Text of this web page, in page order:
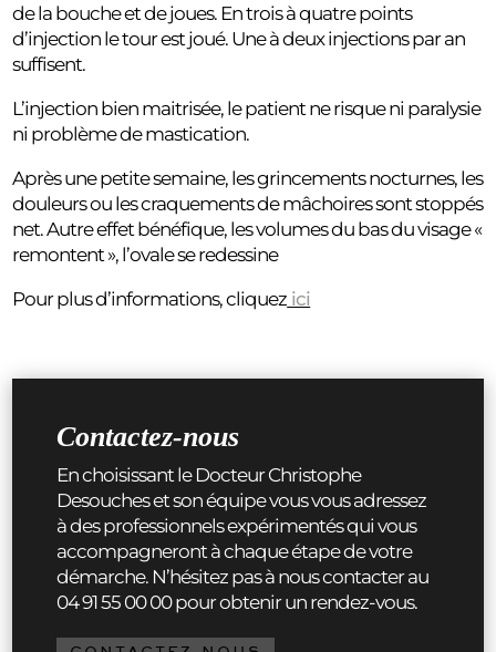
de la bouche et de joues. En trois à quatre points
d’injection le tour est joué. Une à deux injections par an
suffisent.
L’injection bien maitrisée, le patient ne risque ni paralysie
ni problème de mastication.
Après une petite semaine, les grincements nocturnes, les
douleurs ou les craquements de mâchoires sont stoppés
net. Autre effet bénéfique, les volumes du bas du visage «
remontent », l’ovale se redessine
Pour plus d’informations, cliquez ici
Contactez-nous
En choisissant le Docteur Christophe
Desouches et son équipe vous vous adressez
à des professionnels expérimentés qui vous
accompagneront à chaque étape de votre
démarche. N’hésitez pas à nous contacter au
04 91 55 00 00 pour obtenir un rendez-vous.